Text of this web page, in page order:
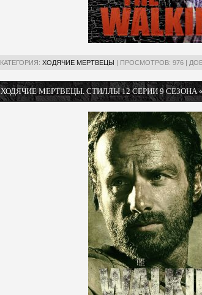
КАТЕГОРИЯ: ХОДЯЧИЕ МЕРТВЕЦЫ | ПРОСМОТРОВ: 976 |
ХОДЯЧИЕ МЕРТВЕЦЫ. СТИЛЛЫ 12 СЕРИИ 9 СЕЗОНА